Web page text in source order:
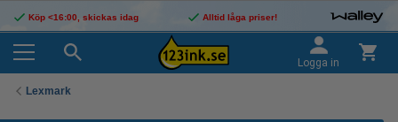
Köp <16:00, skickas idag Alltid låga priser!
Logga in
Lexmark